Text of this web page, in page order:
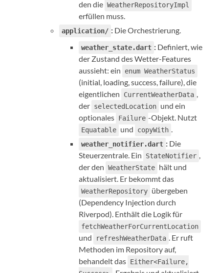
den die WeatherRepositoryImpl
erfüllen muss.
application/ : Die Orchestrierung.
weather_state.dart : Definiert, wie
der Zustand des Wetter-Features
aussieht: ein
enum WeatherStatus
(initial, loading, success, failure), die
eigentlichen
CurrentWeatherData ,
der selectedLocation und ein
optionales Failure -Objekt. Nutzt
Equatable und copyWith .
weather_notifier.dart : Die
Steuerzentrale. Ein
StateNotifier ,
der den WeatherState hält und
aktualisiert. Er bekommt das
WeatherRepository übergeben
(Dependency Injection durch
Riverpod). Enthält die Logik für
fetchWeatherForCurrentLocation
und refreshWeatherData . Er ruft
Methoden im Repository auf,
behandelt das Either<Failure,